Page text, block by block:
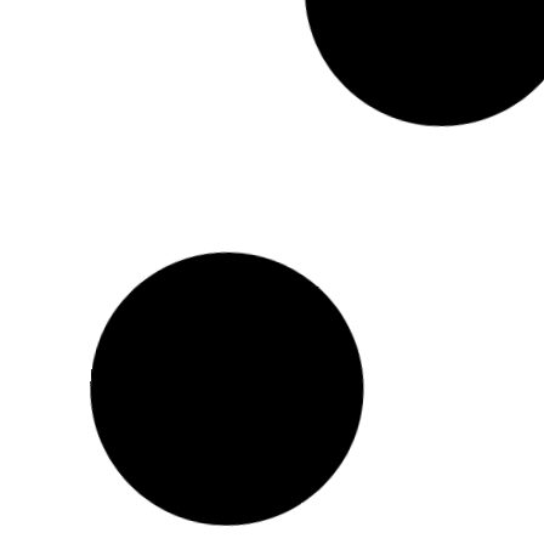
Кава заварна сніданкова